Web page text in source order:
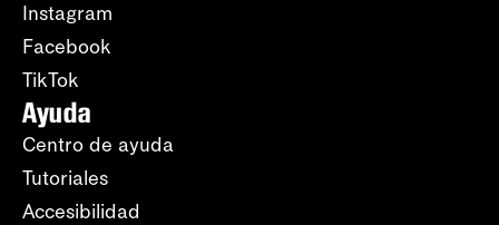
Instagram
Facebook
TikTok
Ayuda
Centro de ayuda
Tutoriales
Accesibilidad